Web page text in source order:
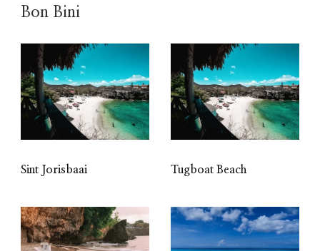
Bon Bini
Sint Jorisbaai Tugboat Beach